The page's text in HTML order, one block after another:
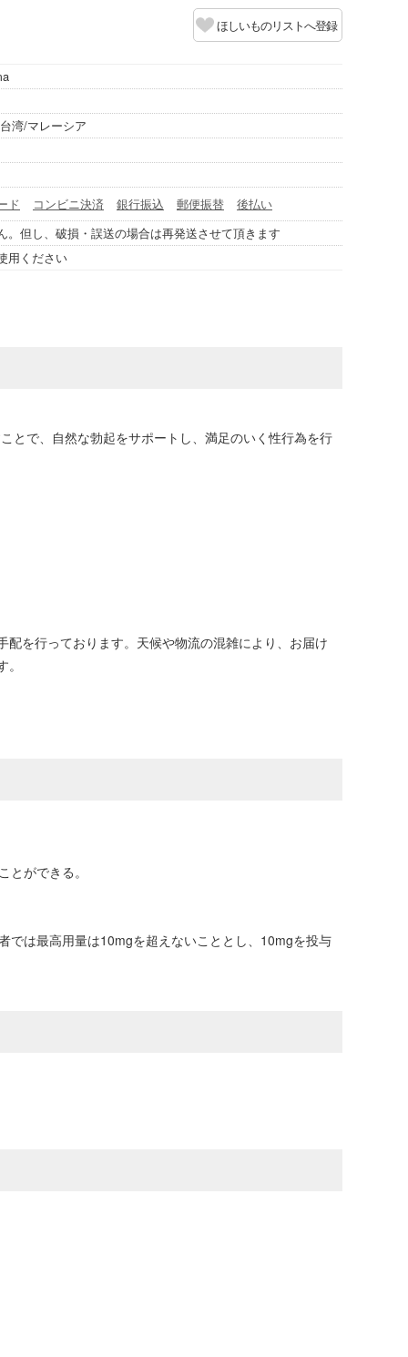
ほしいものリストへ登録
湾/マレーシア
ド コンビニ決済 銀行振込 郵便振替
後払い
。但し、破損・誤送の場合は再発送させて頂きます
用ください
とで、自然な勃起をサポートし、満足のいく性行為を行
を行っております。天候や物流の混雑により、お届け
ができる。
では最高用量は10mgを超えないこととし、10mgを投与